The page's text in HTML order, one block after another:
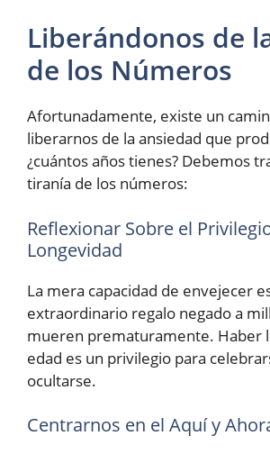
Liberándonos de
de los Números
Afortunadamente, existe un
liberarnos de la ansiedad que
¿cuántos años tienes? Debemos
tiranía de los números:
Reflexionar Sobre el
Longevidad
La mera capacidad de envejecer
extraordinario regalo negado a
mueren prematuramente. Haber
edad es un privilegio para
ocultarse.
Centrarnos en el Aquí y